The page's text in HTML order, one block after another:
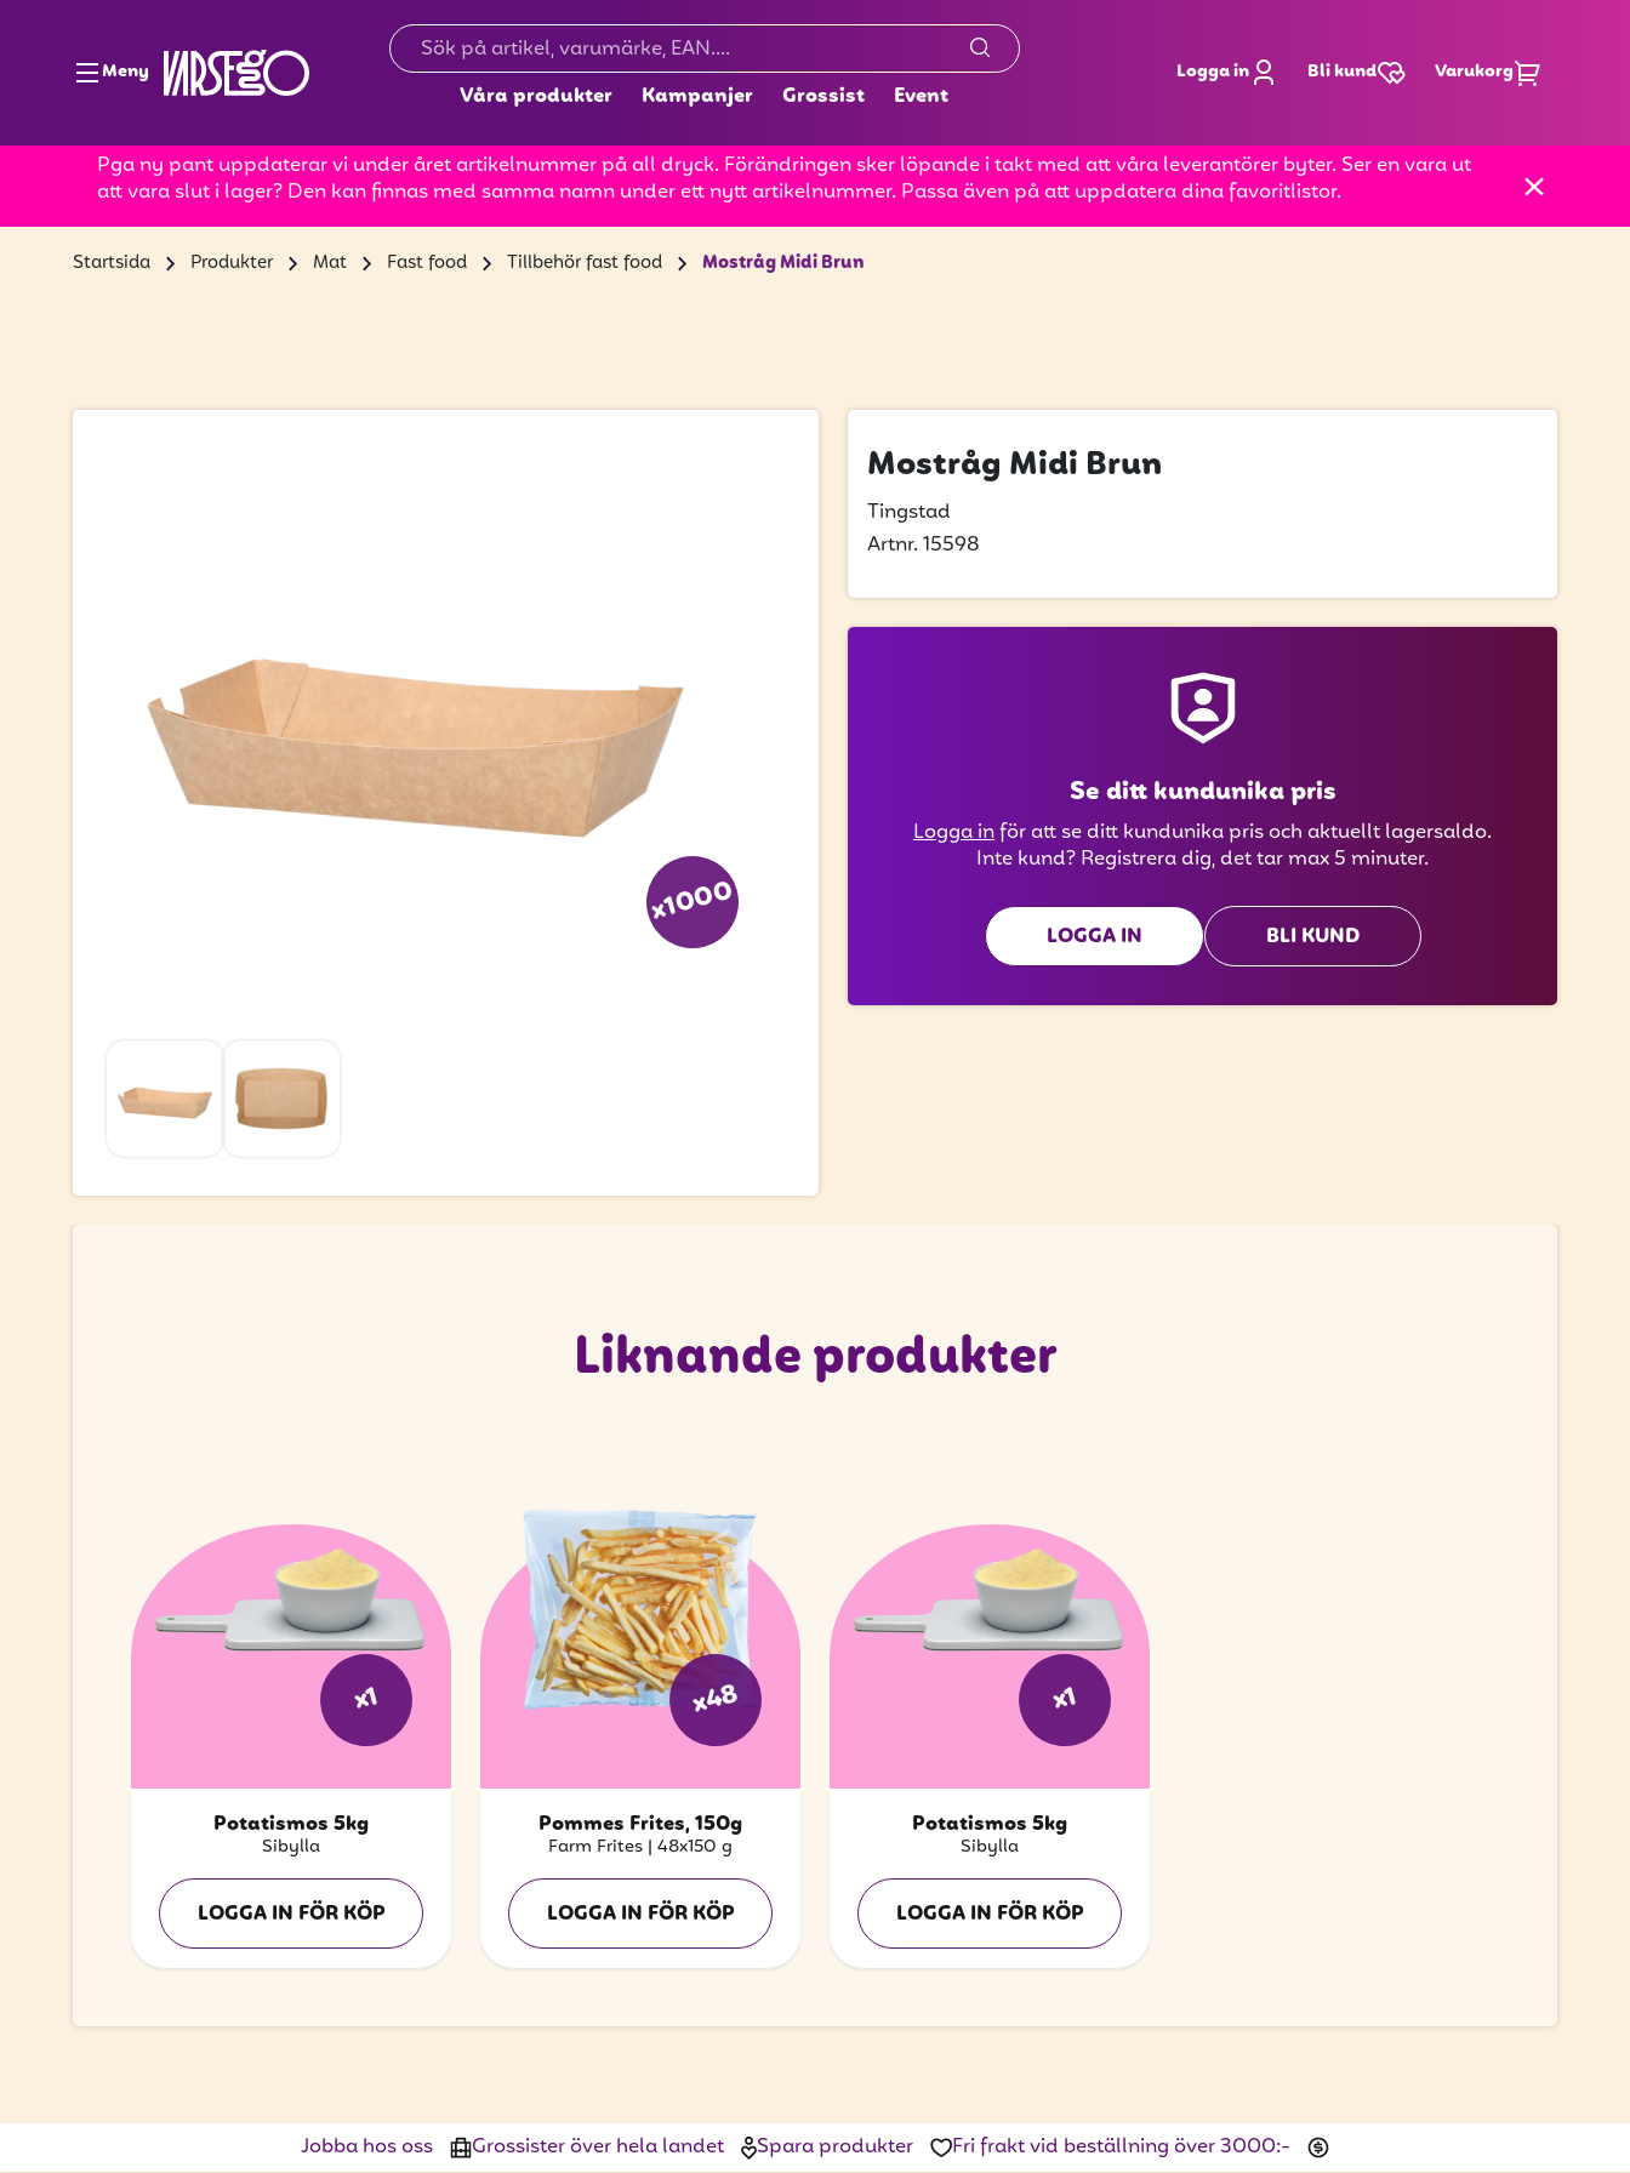
Meny
Våra produkter Kampanjer Grossist Event
Logga in Bli kund Varukorg
Pga ny pant uppdaterar vi under året artikelnummer på all dryck. Förändringen sker löpande i takt med att våra leverantörer byter. Ser en vara ut
att vara slut i lager? Den kan finnas med samma namn under ett nytt artikelnummer. Passa även på att uppdatera dina favoritlistor.
Startsida Produkter Mat Fast food Tillbehör fast food Mostråg Midi Brun
x1000
Mostråg Midi Brun
Tingstad
Artnr. 15598
Se ditt kundunika pris
Logga inför att se ditt kundunika pris och aktuellt lagersaldo.
Inte kund? Registrera dig, det tar max 5 minuter.
LOGGA IN BLI KUND
Liknande produkter
x1
Potatismos 5kg
Sibylla
LOGGA IN FÖR KÖP
x48
Pommes Frites, 150g
Farm Frites | 48x150 g
LOGGA IN FÖR KÖP
x1
Potatismos 5kg
Sibylla
LOGGA IN FÖR KÖP
Jobba hos oss Grossister över hela landet Spara produkter Fri frakt vid beställning över 3000:-